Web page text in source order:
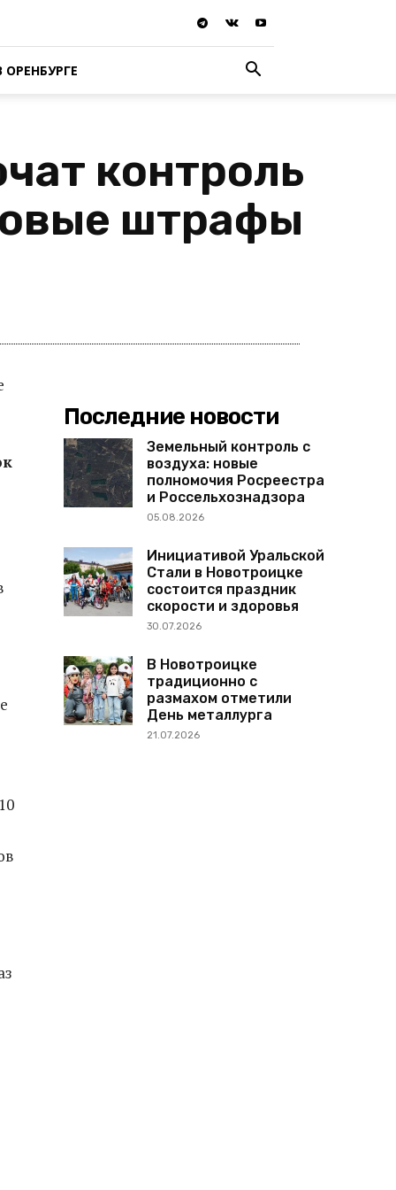
ОРЕНБУРГЕ
контроль
штрафы
Последние новости
Земельный контроль с
воздуха: новые
полномочия Росреестра
и Россельхознадзора
05.08.2026
Инициативой Уральской
Стали в Новотроицке
состоится праздник
скорости и здоровья
30.07.2026
В Новотроицке
традиционно с
размахом отметили
День металлурга
21.07.2026